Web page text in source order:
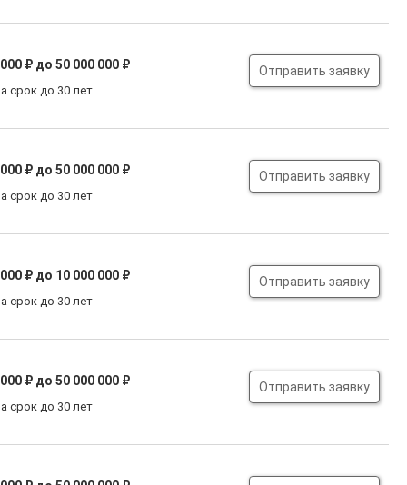
₽ до 50 000 000 ₽
срок до 30 лет
Отправить заявку
₽ до 50 000 000 ₽
срок до 30 лет
Отправить заявку
₽ до 10 000 000 ₽
срок до 30 лет
Отправить заявку
₽ до 50 000 000 ₽
срок до 30 лет
Отправить заявку